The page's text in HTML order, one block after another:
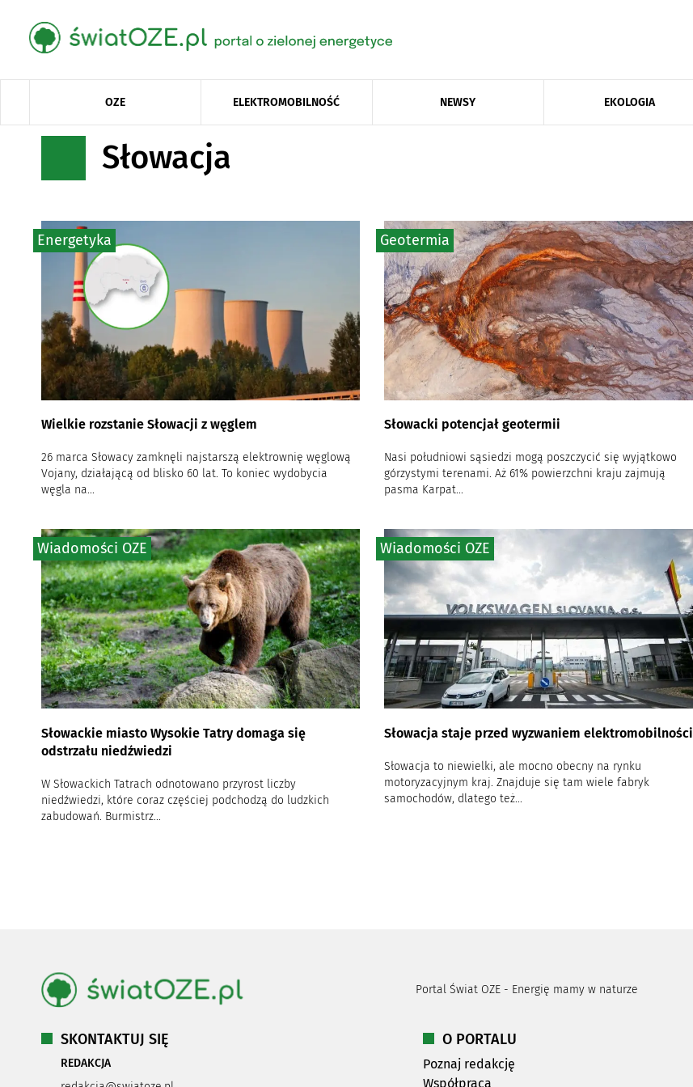
OZE ELEKTROMOBILNOŚĆ NEWSY EKOLOGIA
Słowacja
Wielkie rozstanie Słowacji z węglem
26 marca Słowacy zamknęli najstarszą elektrownię węglową
Vojany, działającą od blisko 60 lat. To koniec wydobycia
węgla na...
Energetyka
Słowacki potencjał geotermii
Nasi południowi sąsiedzi mogą poszczycić się wyjątkowo
górzystymi terenami. Aż 61% powierzchni kraju zajmują
pasma Karpat...
Geotermia
Słowackie miasto Wysokie Tatry domaga się
odstrzału niedźwiedzi
W Słowackich Tatrach odnotowano przyrost liczby
niedźwiedzi, które coraz częściej podchodzą do ludzkich
zabudowań. Burmistrz...
Wiadomości OZE
Słowacja staje przed wyzwaniem elektromobilności
Słowacja to niewielki, ale mocno obecny na rynku
motoryzacyjnym kraj. Znajduje się tam wiele fabryk
samochodów, dlatego też...
Wiadomości OZE
Portal Świat OZE - Energię mamy w naturze
SKONTAKTUJ SIĘ
REDAKCJA
O PORTALU
Poznaj redakcję
Współpraca